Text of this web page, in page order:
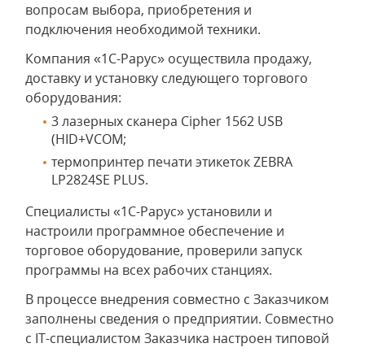
вопросам выбора, приобретения и
подключения необходимой техники.
Компания «1С-Рарус» осуществила продажу,
доставку и установку следующего торгового
оборудования:
3 лазерных сканера Cipher 1562 USB
(HID+VCOM;
термопринтер печати этикеток ZEBRA
LP2824SE PLUS.
Специалисты «1С-Рарус» установили и
настроили программное обеспечение и
торговое оборудование, проверили запуск
программы на всех рабочих станциях.
В процессе внедрения совместно с Заказчиком
заполнены сведения о предприятии. Совместно
с IT-специалистом Заказчика настроен типовой